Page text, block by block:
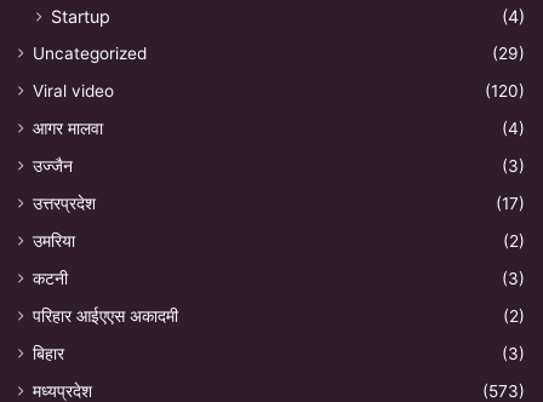
Startup
(4)
Uncategorized
(29)
Viral video
(120)
आगर मालवा
(4)
उज्जैन
(3)
उत्तरप्रदेश
(17)
उमरिया
(2)
कटनी
(3)
परिहार आईएएस अकादमी
(2)
बिहार
(3)
मध्यप्रदेश
(573)